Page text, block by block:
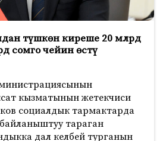
түшкөн киреше 20 млрд
сомго чейин өстү
кызматынын жетекчиси
социалдык тармактарда
тараган
дал келбей турганын